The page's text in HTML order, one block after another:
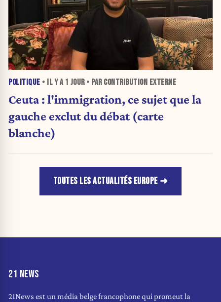
POLITIQUE • IL Y A 1 JOUR• PAR CONTRIBUTION EXTERNE
Ceuta : l'immigration, ce sujet que la
gauche exclut du débat (carte
blanche)
TOUTES LES ACTUALITÉS EUROPE
21 NEWS
21News est un média belge francophone qui promeut la